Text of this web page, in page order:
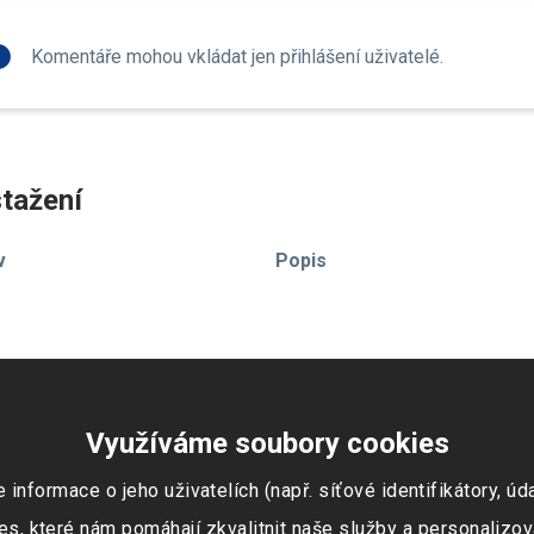
Komentáře mohou vkládat jen přihlášení uživatelé.
Popis
Využíváme soubory cookies
informace o jeho uživatelích (např. síťové identifikátory,
které nám pomáhají zkvalitnit naše služby a